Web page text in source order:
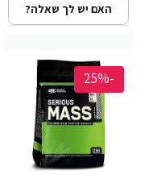
האם יש לך שאלה?
-25%